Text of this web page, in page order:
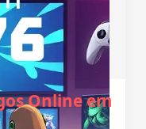
Online em